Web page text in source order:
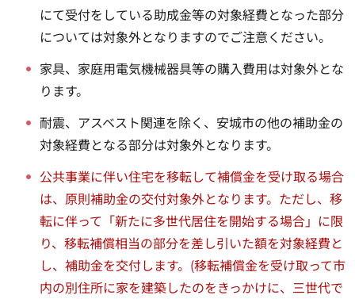
にて受付をしている助成金等の対象経費となった部分
については対象外となりますのでご注意ください。
家具、家庭用電気機械器具等の購入費用は対象外とな
ります。
耐震、アスベスト関連を除く、安城市の他の補助金の
対象経費となる部分は対象外となります。
公共事業に伴い住宅を移転して補償金を受け取る場合
は、原則補助金の交付対象外となります。ただし、移
転に伴って「新たに多世代居住を開始する場合」に限
り、移転補償相当の部分を差し引いた額を対象経費と
し、補助金を交付します。(移転補償金を受け取って市
内の別住所に家を建築したのをきっかけに、三世代で